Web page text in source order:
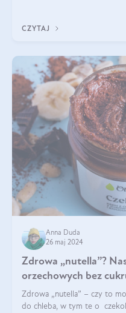
CZYTAJ
Anna Duda
26 maj 2024
Zdrowa „nutella”?
orzechowych bez
Zdrowa „nutella” – czy to
do chleba, w tym te o